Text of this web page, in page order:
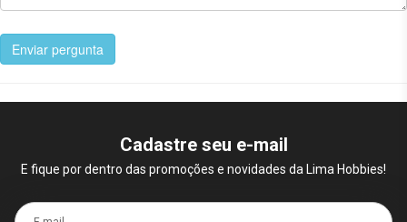
Enviar pergunta
Cadastre seu e-mail
E fique por dentro das promoções e novidades da Lima Hobbies!
E-mail